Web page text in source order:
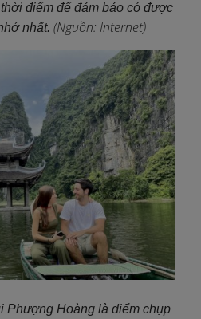
điểm để đảm bảo có được
nhất. (Nguồn: Internet)
Hoàng là điểm chụp